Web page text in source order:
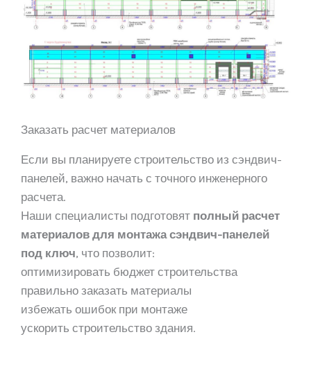
Заказать расчет материалов
Если вы планируете строительство из сэндвич-
панелей, важно начать с точного инженерного
расчета.
Наши специалисты подготовят полный расчет
материалов для монтажа сэндвич-панелей
под ключ, что позволит:
оптимизировать бюджет строительства
правильно заказать материалы
избежать ошибок при монтаже
ускорить строительство здания.